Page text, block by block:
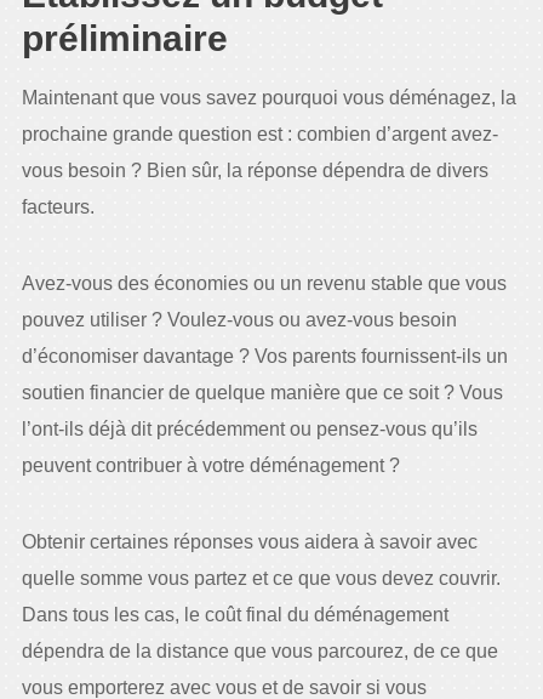
préliminaire
Maintenant que vous savez pourquoi vous déménagez, la
prochaine grande question est : combien d’argent avez-
vous besoin ? Bien sûr, la réponse dépendra de divers
facteurs.
Avez-vous des économies ou un revenu stable que vous
pouvez utiliser ? Voulez-vous ou avez-vous besoin
d’économiser davantage ? Vos parents fournissent-ils un
soutien financier de quelque manière que ce soit ? Vous
l’ont-ils déjà dit précédemment ou pensez-vous qu’ils
peuvent contribuer à votre déménagement ?
Obtenir certaines réponses vous aidera à savoir avec
quelle somme vous partez et ce que vous devez couvrir.
Dans tous les cas, le coût final du déménagement
dépendra de la distance que vous parcourez, de ce que
vous emporterez avec vous et de savoir si vous